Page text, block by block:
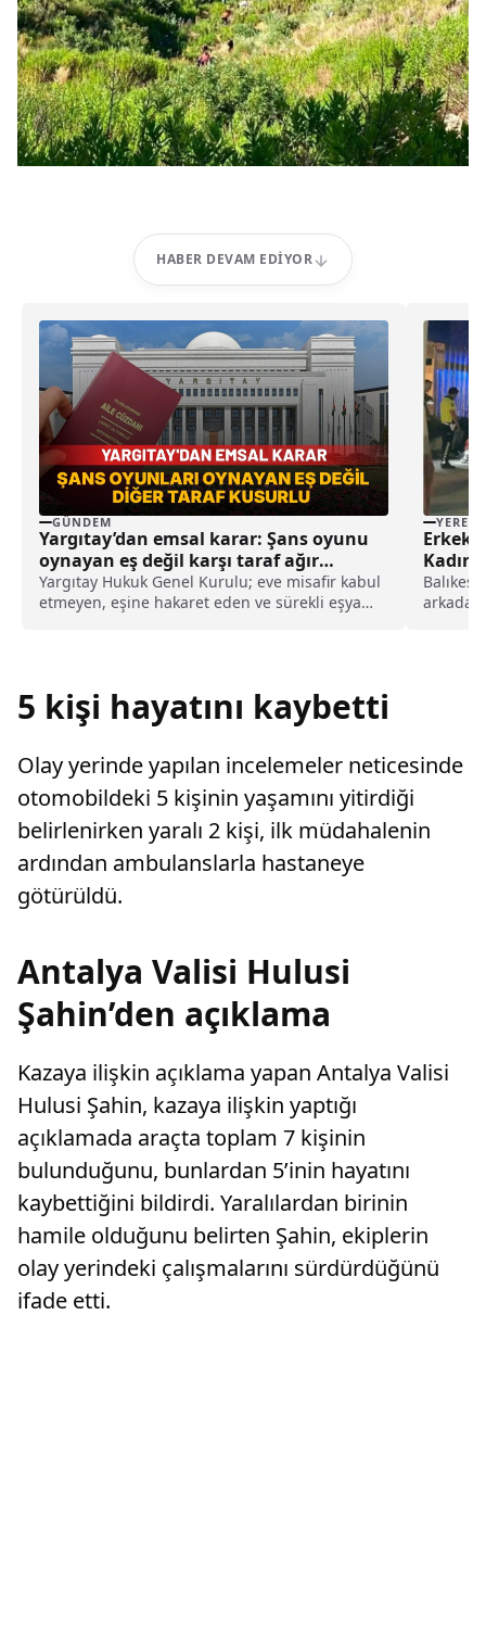
HABER DEVAM EDIYOR
GÜNDEM
Yargıtay’dan emsal karar: Şans oyunu
oynayan eş değil karşı taraf ağır
kusurlu sayıldı
Yargıtay Hukuk Genel Kurulu; eve misafir kabul
etmeyen, eşine hakaret eden ve sürekli eşya
YEREL
Erkek
Kadın
5 kişi hayatını kaybetti
Olay yerinde yapılan incelemeler neticesinde
otomobildeki 5 kişinin yaşamını yitirdiği
belirlenirken yaralı 2 kişi, ilk müdahalenin
ardından ambulanslarla hastaneye
götürüldü.
Antalya Valisi Hulusi
Şahin’den açıklama
Kazaya ilişkin açıklama yapan Antalya Valisi
Hulusi Şahin, kazaya ilişkin yaptığı
açıklamada araçta toplam 7 kişinin
bulunduğunu, bunlardan 5’inin hayatını
kaybettiğini bildirdi. Yaralılardan birinin
hamile olduğunu belirten Şahin, ekiplerin
olay yerindeki çalışmalarını sürdürdüğünü
ifade etti.